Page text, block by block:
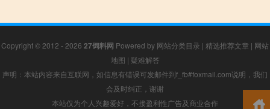
Copyright © 2012 - 2026 27饲料网 Powered by 网站分类目录 | 精选推荐文章 | 网站
地图 | 疑难解答
声明：本站内容来自互联网，如信息有错误可发邮件到f_fb#foxmail.com说明，我们
会及时纠正，谢谢
本站仅为个人兴趣爱好，不接盈利性广告及商业合作